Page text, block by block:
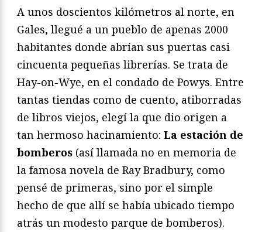
A unos doscientos kilómetros al norte, en
Gales, llegué a un pueblo de apenas 2000
habitantes donde abrían sus puertas casi
cincuenta pequeñas librerías. Se trata de
Hay-on-Wye, en el condado de Powys. Entre
tantas tiendas como de cuento, atiborradas
de libros viejos, elegí la que dio origen a
tan hermoso hacinamiento: La estación de
bomberos (así llamada no en memoria de
la famosa novela de Ray Bradbury, como
pensé de primeras, sino por el simple
hecho de que allí se había ubicado tiempo
atrás un modesto parque de bomberos).